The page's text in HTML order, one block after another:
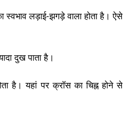
लड़ाई-झगड़े वाला होता है। ऐसे
दुख पाता है।
है। यहां पर क्रॉस का चिह्न होने से